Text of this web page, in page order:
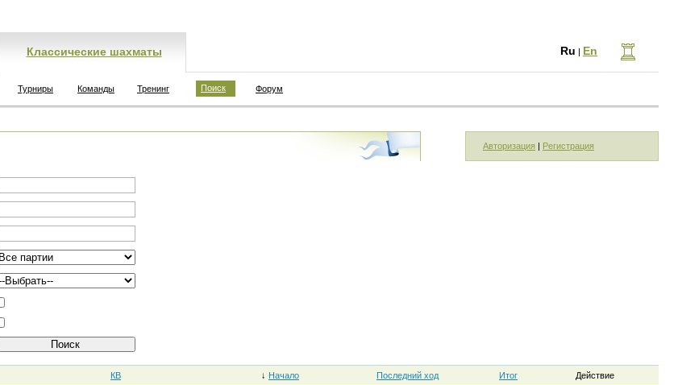
Классические шахматы Ru | En
Турниры Команды Тренинг Поиск Форум
Авторизация | Регистрация
КВ ↓ Начало Последний ход Итог Действие